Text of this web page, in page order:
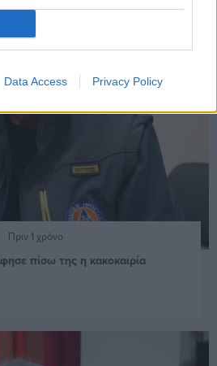
Data Access Privacy Policy
Πριν 1 χρόνο
πίσω της η κακοκαιρία